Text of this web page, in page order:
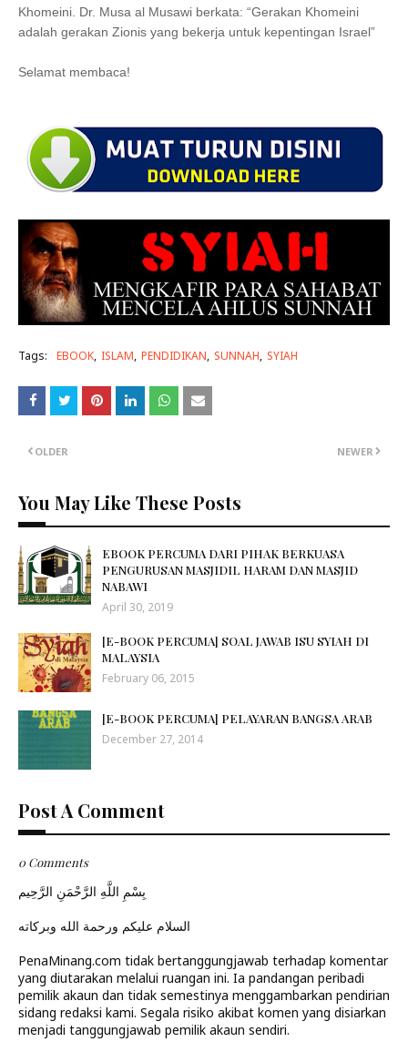
Khomeini. Dr. Musa al Musawi berkata: “Gerakan Khomeini
adalah gerakan Zionis yang bekerja untuk kepentingan Israel”
Selamat membaca!
Tags: EBOOK ISLAM PENDIDIKAN SUNNAH SYIAH
NEWER
OLDER
You May Like These Posts
EBOOK PERCUMA DARI PIHAK BERKUASA
PENGURUSAN MASJIDIL HARAM DAN MASJID
NABAWI
April 30, 2019
[E-BOOK PERCUMA] SOAL JAWAB ISU SYIAH DI
MALAYSIA
February 06, 2015
[E-BOOK PERCUMA] PELAYARAN BANGSA ARAB
December 27, 2014
Post A Comment
0 Comments
بِسْمِ اللَّهِ الرَّحْمَنِ الرَّحِيم
السلام عليكم ورحمة الله وبركاته
PenaMinang.com tidak bertanggungjawab terhadap komentar
yang diutarakan melalui ruangan ini. Ia pandangan peribadi
pemilik akaun dan tidak semestinya menggambarkan pendirian
sidang redaksi kami. Segala risiko akibat komen yang disiarkan
menjadi tanggungjawab pemilik akaun sendiri.